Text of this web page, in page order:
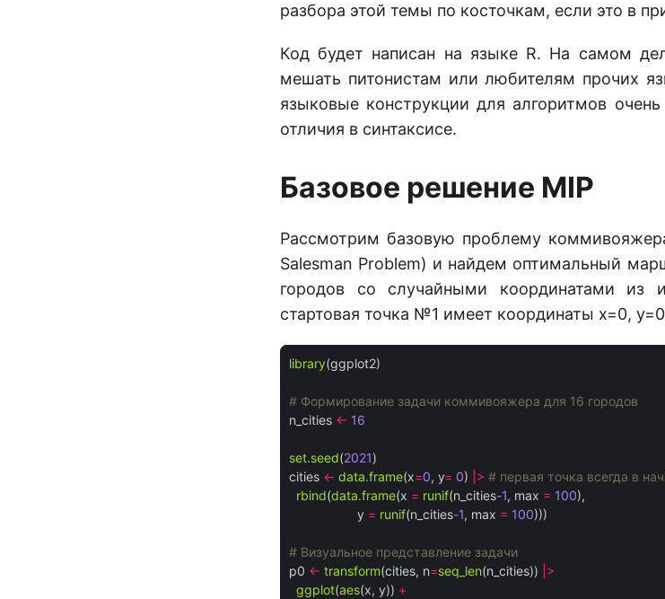
разбора этой темы по косточкам, если это в
Код будет написан на языке R. На самом
мешать питонистам или любителям прочих
языковые конструкции для алгоритмов
отличия в синтаксисе.
Базовое решение MIP
Рассмотрим базовую проблему
Salesman Problem) и найдем оптимальный
городов со случайными координатами из
стартовая точка №1 имеет координаты x=0,
library(ggplot2)
# Формирование задачи коммивояжера для 16 городов
n_cities <- 16
set.seed(2021)
cities <- data.frame(x=0, y= 0) |> # первая точка всегда в
rbind(data.frame(x = runif(n_cities-1, max = 100),
                   y
= runif(n_cities-1, max = 100)))
# Визуальное представление задачи
p0 <- transform(cities, n=seq_len(n_cities))
|>
ggplot(aes(x, y)) +